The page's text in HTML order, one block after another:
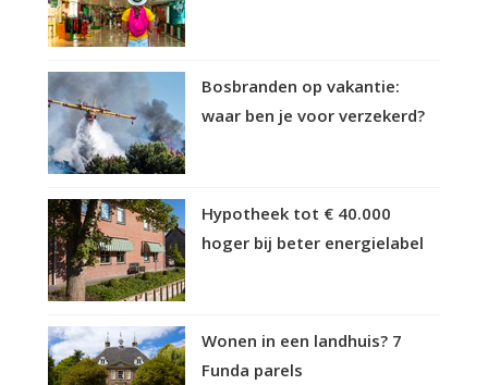
Bosbranden op vakantie:
waar ben je voor verzekerd?
Hypotheek tot € 40.000
hoger bij beter energielabel
Wonen in een landhuis? 7
Funda parels